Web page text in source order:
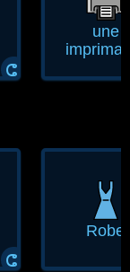
ⵛ
une
ⵛ
Robe